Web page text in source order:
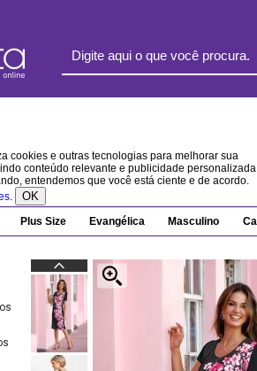
cookies e outras tecnologias para melhorar sua
conteúdo relevante e publicidade personalizada
entendemos que você está ciente e de acordo.
. OK
Plus Size Evangélica Masculino